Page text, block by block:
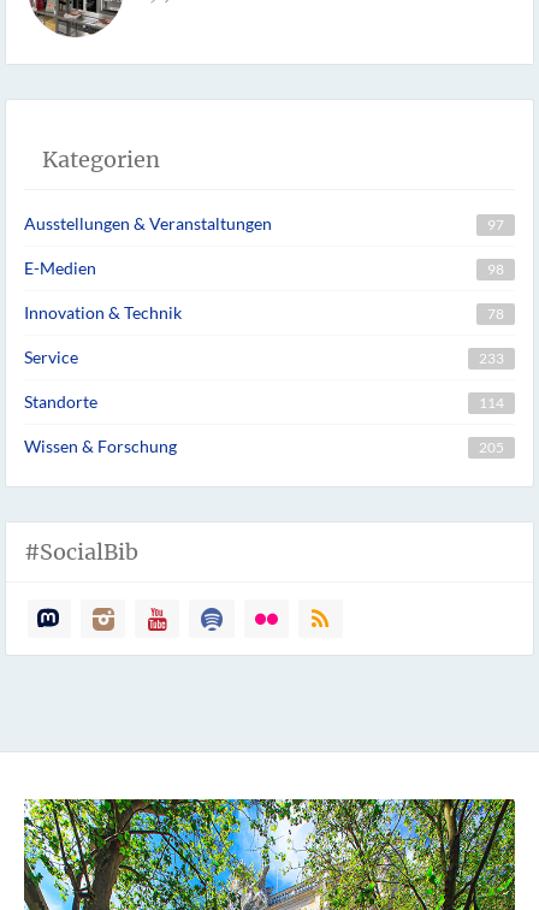
Kategorien
Ausstellungen & Veranstaltungen 97
E-Medien 98
Innovation & Technik 78
Service 233
Standorte 114
Wissen & Forschung 205
#SocialBib